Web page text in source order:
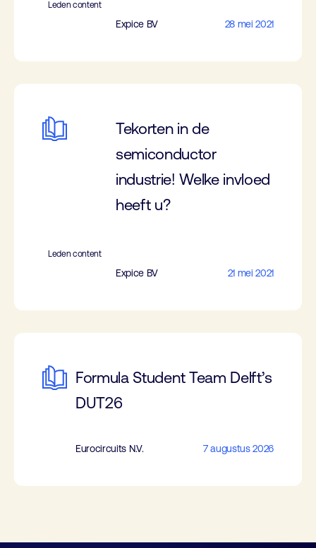
Leden content
Expice BV 28 mei 2021
Tekorten in de
semiconductor
industrie! Welke invloed
heeft u?
Leden content
Expice BV 21 mei 2021
Formula Student Team Delft’s
DUT26
Eurocircuits N.V. 7 augustus 2026